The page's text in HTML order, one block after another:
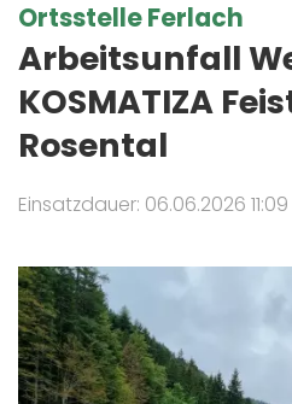
Ortsstelle Ferlach
Arbeitsunfall
KOSMATIZA
Rosental
Einsatzdauer: 06.06.2026